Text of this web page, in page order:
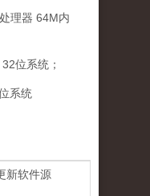
理器 64M内
位系统；
系统
新软件源